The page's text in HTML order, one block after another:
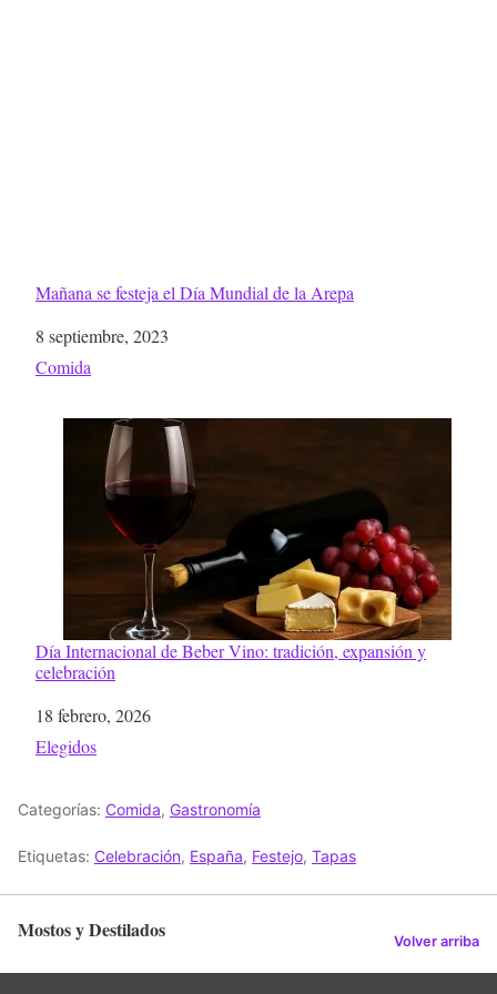
Mañana se festeja el Día Mundial de la Arepa
Fecha
8 septiembre, 2023
Respecto a
Comida
Día Internacional de Beber Vino: tradición, expansión y
celebración
Fecha
18 febrero, 2026
Respecto a
Elegidos
Categorías: Comida, Gastronomía
Etiquetas: Celebración, España, Festejo, Tapas
Mostos y Destilados Volver arriba